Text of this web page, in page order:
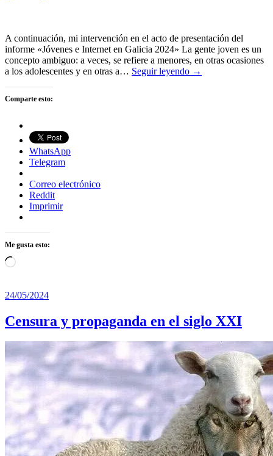
A continuación, mi intervención en el acto de presentación del
informe «Jóvenes e Internet en Galicia 2024» La gente joven es un
concepto ambiguo: a veces, se refiere a menores, en otras ocasiones
a los adolescentes y en otras a… Seguir leyendo →
Comparte esto:
WhatsApp
Telegram
Correo electrónico
Reddit
Imprimir
Me gusta esto:
Cargando...
24/05/2024
Censura y propaganda en el siglo XXI